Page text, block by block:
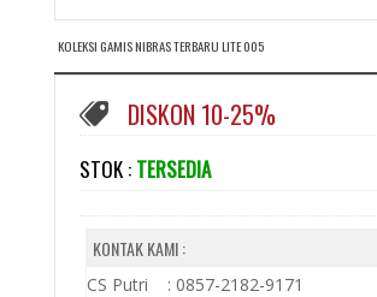
KOLEKSI GAMIS NIBRAS TERBARU LITE 005
DISKON 10-25%
STOK : TERSEDIA
KONTAK KAMI :
CS Putri : 0857-2182-9171